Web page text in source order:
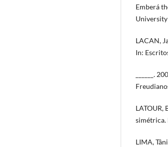
Emberá
LACAN,
In:
______.
LATOUR,
simétrica.
LIMA,